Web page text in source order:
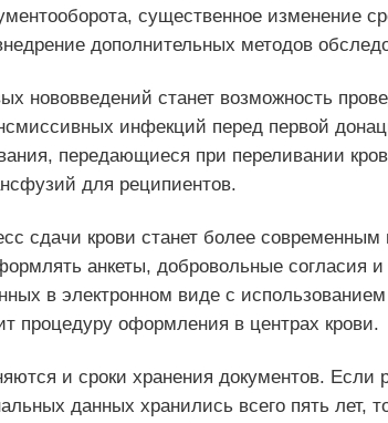
существенное изменение
дополнительных методов
нововведений станет возможность
инфекций перед первой
передающиеся при переливании
для реципиентов.
сдачи крови станет более
анкеты, добровольные согласия
в электронном виде с
процедуру оформления в центрах крови.
и сроки хранения документов. Если
данных хранились всего пять лет,